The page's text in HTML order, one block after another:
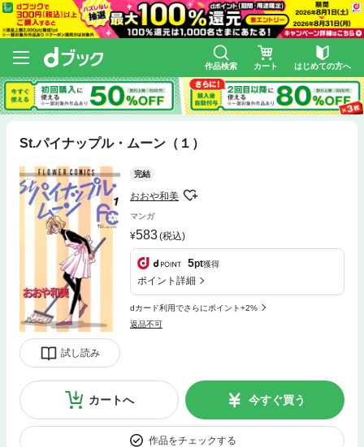
作品検索 カート はじめての方へ
St.パイナップル・ムーン（１）
試し読み
完結
おおや和美
マンガ
583(税込)
5pt獲得
ポイント詳細
dカード利用でさらにポイント+2%
返品不可
カートへ 今すぐ買う
作品をチェックする